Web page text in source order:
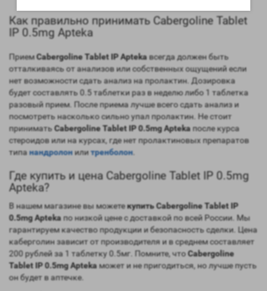
Как правильно принимать Cabergoline Tablet
IP 0.5mg Apteka
ПриемCabergoline Tablet IP Aptekaвсегда должен быть
отталкиваясь от анализов или собственных ощущений если
нет возможности сдать анализ на пролактин. Дозировка
будет составлять 0.5 таблетки раз в неделю либо 1 таблетка
разовый прием. После приема лучше всего сдать анализ и
посмотреть насколько сильно упал пролактин. Не стоит
приниматьCabergoline Tablet IP 0.5mg Aptekaпосле курса
стероидов или на курсах, где нет пролактиновых препаратов
типанандролонилитренболон.
Где купить и цена Cabergoline Tablet IP 0.5mg
Apteka?
В нашем магазине вы можетекупить Cabergoline Tablet IP
0.5mg Aptekaпо низкой цене с доставкой по всей России. Мы
гарантируем качество продукции и безопасность сделки. Цена
каберголин зависит от производителя и в среднем составляет
200 рублей за 1 таблетку 0.5мг. Помните, чтоCabergoline
Tablet IP 0.5mg Aptekaможет и не пригодиться, но лучше пусть
он будет в аптечке.